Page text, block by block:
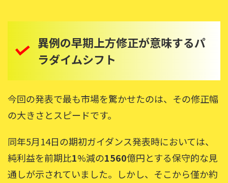
異例の早期上方修正が意味するパ
ラダイムシフト
今回の発表で最も市場を驚かせたのは、その修正幅
の大きさとスピードです。
同年5月14日の期初ガイダンス発表時においては、
純利益を前期比1%減の1560億円とする保守的な見
通しが示されていました。しかし、そこから僅か約